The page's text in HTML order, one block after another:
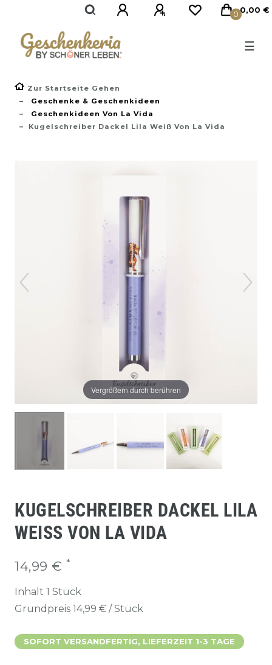
0 0,00 €
☰
Zur Startseite Gehen
Geschenke & Geschenkideen
Geschenkideen Von La Vida
Kugelschreiber Dackel Lila Weiß Von La Vida
Vergrößern durch berühren
KUGELSCHREIBER DACKEL LILA
WEISS VON LA VIDA
14,99 € *
Inhalt 1 Stück
Grundpreis 14,99 € / Stück
SOFORT VERSANDFERTIG, LIEFERZEIT 1-3 TAGE